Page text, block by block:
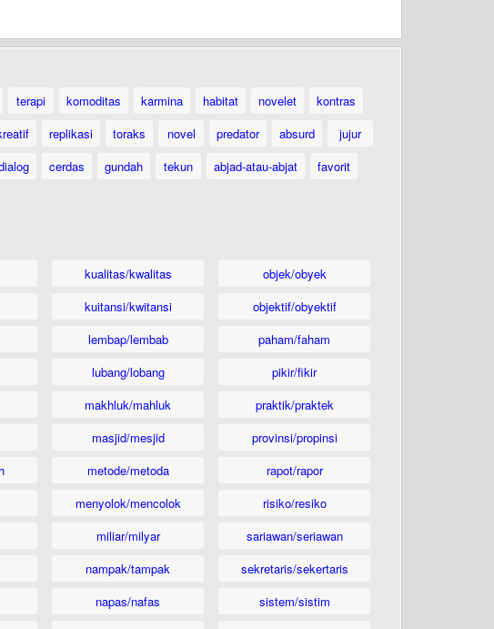
terapi komoditas karmina habitat novelet
kontras
replikasi toraks novel predator absurd
jujur
cerdas gundah tekun abjad-atau-abjat
favorit
kualitas/kwalitas
kuitansi/kwitansi
lembap/lembab
lubang/lobang
makhluk/mahluk
masjid/mesjid
metode/metoda
menyolok/mencolok
miliar/milyar
nampak/tampak
napas/nafas
objek/obyek
objektif/obyektif
paham/faham
pikir/fikir
praktik/praktek
provinsi/propinsi
rapot/rapor
risiko/resiko
sariawan/seriawan
sekretaris/sekertaris
sistem/sistim